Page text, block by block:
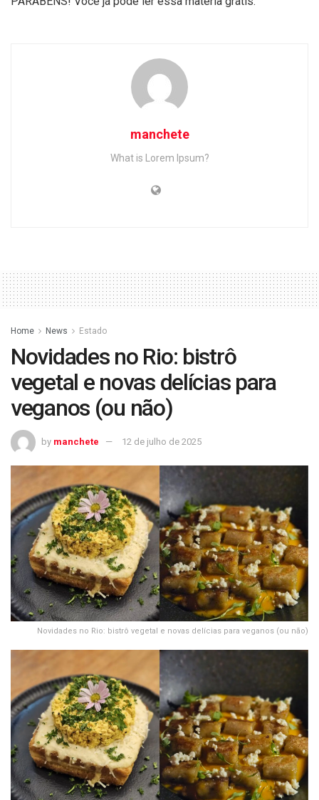
manchete
What is Lorem Ipsum?
Home News Estado
Novidades no Rio: bistrô
vegetal e novas delícias para
veganos (ou não)
by manchete 12 de julho de 2025
Novidades no Rio: bistrô vegetal e novas delícias para veganos (ou não)